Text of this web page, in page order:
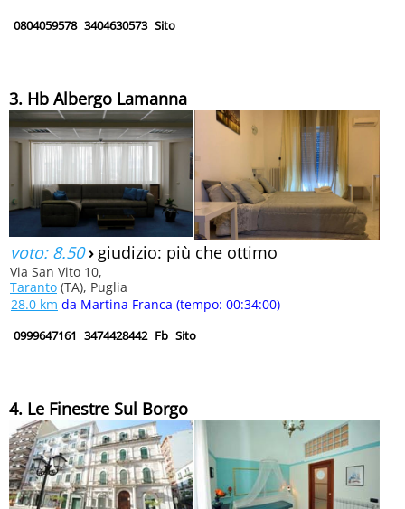
0804059578 3404630573 Sito
3. Hb Albergo Lamanna
voto: 8.50› giudizio: più che ottimo
Via San Vito 10,
Taranto (TA), Puglia
28.0 km da Martina Franca (tempo: 00:34:00)
0999647161 3474428442 Fb Sito
4. Le Finestre Sul Borgo